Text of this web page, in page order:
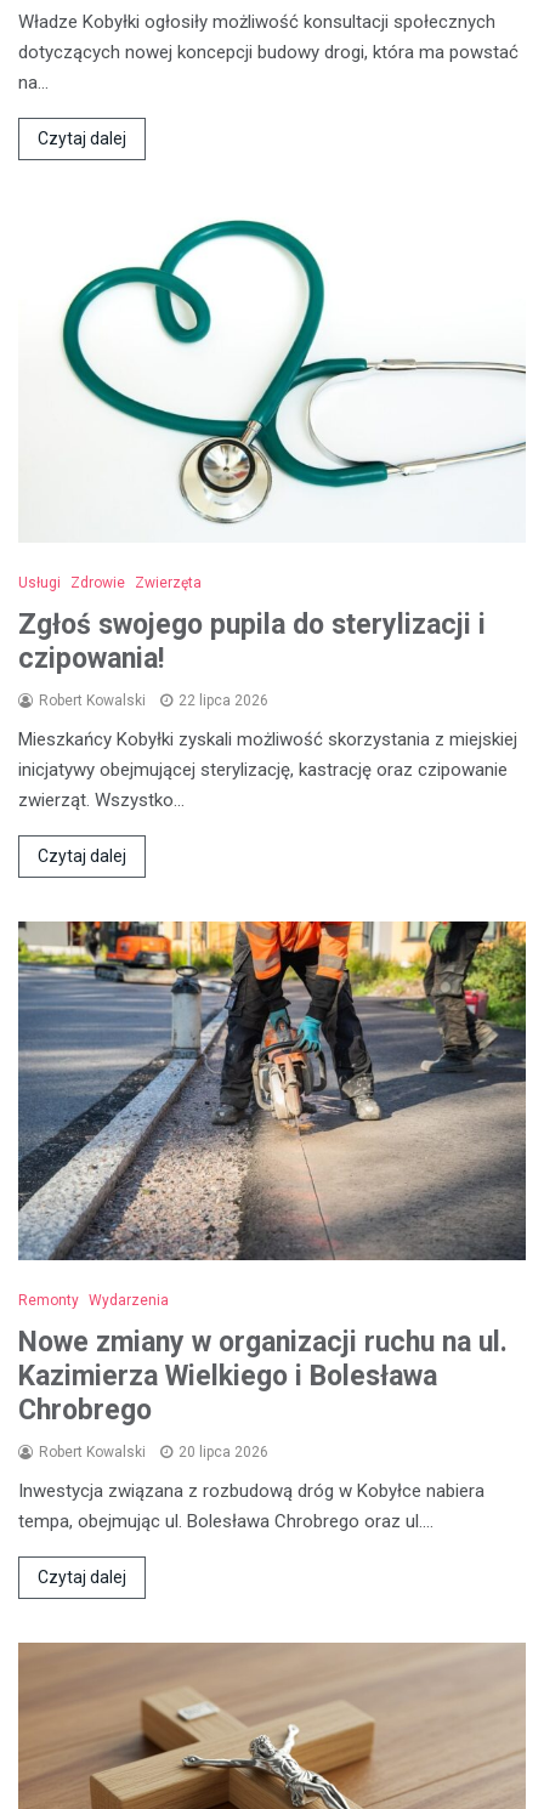
Władze Kobyłki ogłosiły możliwość konsultacji społecznych
dotyczących nowej koncepcji budowy drogi, która ma powstać
na…
Czytaj dalej
Usługi Zdrowie Zwierzęta
Zgłoś swojego pupila do sterylizacji i
czipowania!
Robert Kowalski 22 lipca 2026
Mieszkańcy Kobyłki zyskali możliwość skorzystania z miejskiej
inicjatywy obejmującej sterylizację, kastrację oraz czipowanie
zwierząt. Wszystko…
Czytaj dalej
Remonty Wydarzenia
Nowe zmiany w organizacji ruchu na ul.
Kazimierza Wielkiego i Bolesława
Chrobrego
Robert Kowalski 20 lipca 2026
Inwestycja związana z rozbudową dróg w Kobyłce nabiera
tempa, obejmując ul. Bolesława Chrobrego oraz ul.…
Czytaj dalej